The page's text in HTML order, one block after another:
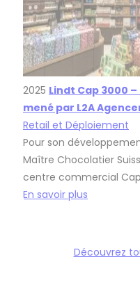
2025 Lindt Cap 3000
mené par L2A
Retail et Déploiement
Pour son
Maître Chocolatier
centre commercial
En savoir plus
Découvrez